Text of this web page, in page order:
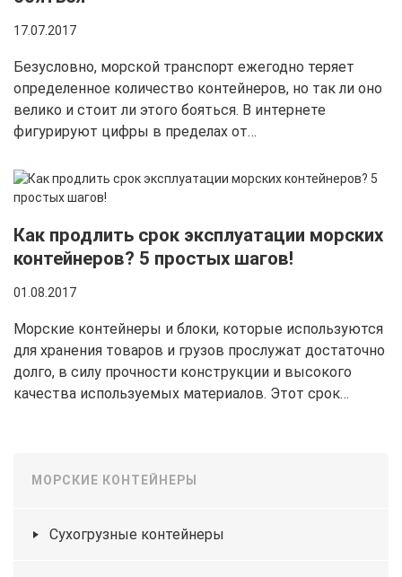
17.07.2017
Безусловно, морской транспорт ежегодно теряет
определенное количество контейнеров, но так ли оно
велико и стоит ли этого бояться. В интернете
фигурируют цифры в пределах от…
Как продлить срок эксплуатации морских
контейнеров? 5 простых шагов!
01.08.2017
Морские контейнеры и блоки, которые используются
для хранения товаров и грузов прослужат достаточно
долго, в силу прочности конструкции и высокого
качества используемых материалов. Этот срок…
МОРСКИЕ КОНТЕЙНЕРЫ
Сухогрузные контейнеры